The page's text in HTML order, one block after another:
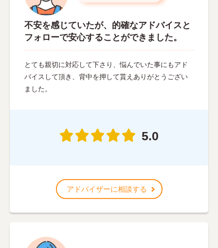
不安を感じていたが、的確なアドバイスと
フォローで安心することができました。
とても親切に対応して下さり、悩んでいた事にもアド
バイスして頂き、背中を押して貰えありがとうござい
ました。
5.0
アドバイザーに相談する